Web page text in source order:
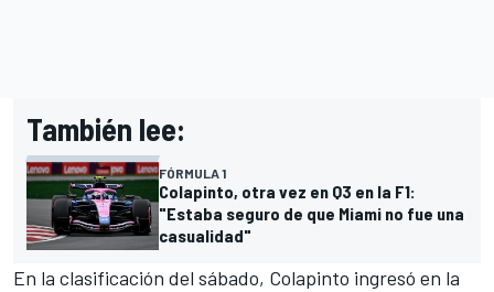
También lee:
FÓRMULA 1
Colapinto, otra vez en Q3 en la F1:
"Estaba seguro de que Miami no fue una
casualidad"
En la clasificación del sábado, Colapinto ingresó en la